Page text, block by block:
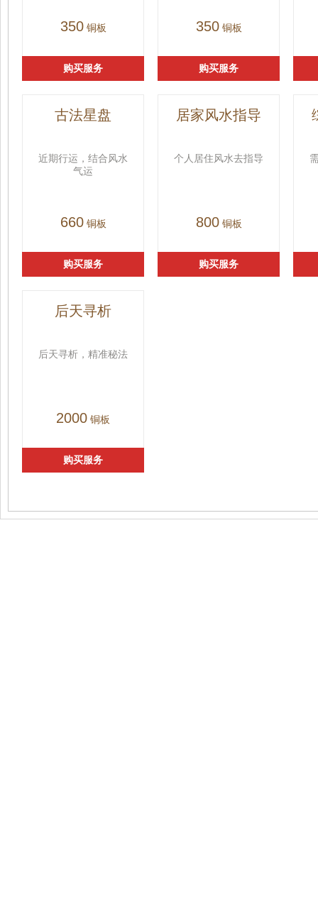
350铜板
购买服务
350铜板
购买服务
古法星盘
近期行运，结合风水
气运
660铜板
购买服务
居家风水指导
个人居住风水去指导
800铜板
购买服务
后天寻析
后天寻析，精准秘法
2000 铜板
购买服务